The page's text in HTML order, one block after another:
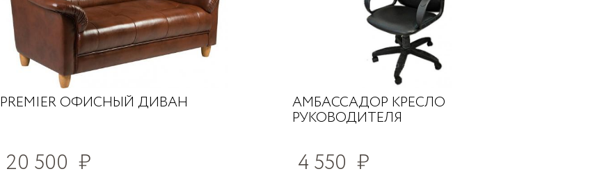
PREMIER ОФИСНЫЙ ДИВАН
20 500 ₽
АМБАССАДОР КРЕСЛО
РУКОВОДИТЕЛЯ
4 550 ₽